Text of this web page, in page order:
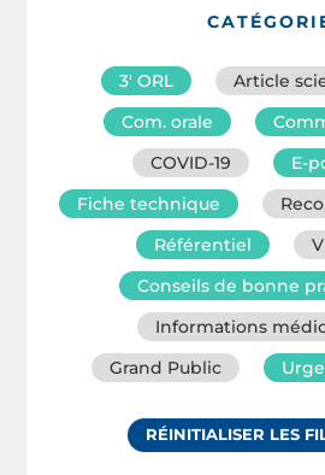
3′ ORL
Article
Com. orale
COVID-19
E-
Fiche technique
Référentiel
Conseils de bonne
Informations
Grand Public
RÉINITIALISER LES